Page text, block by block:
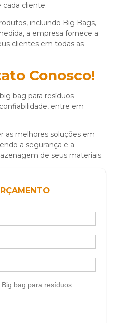
cada cliente.
incluindo Big Bags,
a empresa fornece a
clientes em todas as
Conosco!
big bag para resíduos
entre em
as melhores soluções em
a segurança e a
de seus materiais.